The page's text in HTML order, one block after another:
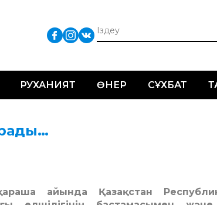
РУХАНИЯТ ӨНЕР СҰХБАТ
айында Қазақстан